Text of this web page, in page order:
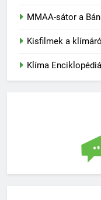
MMAA-sátor a
Kisfilmek a klímáról
Klíma